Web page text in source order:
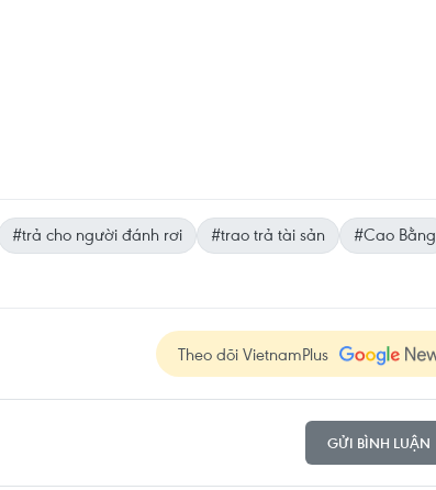
#trả cho người đánh rơi #trao trả tài sản
#Cao Bằng
Theo dõi VietnamPlus
GỬI BÌNH LUẬN